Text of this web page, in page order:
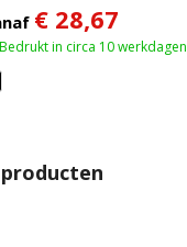
5000 mAh 5 W
€ 28,67
Bedrukt in circa 10 werkdagen